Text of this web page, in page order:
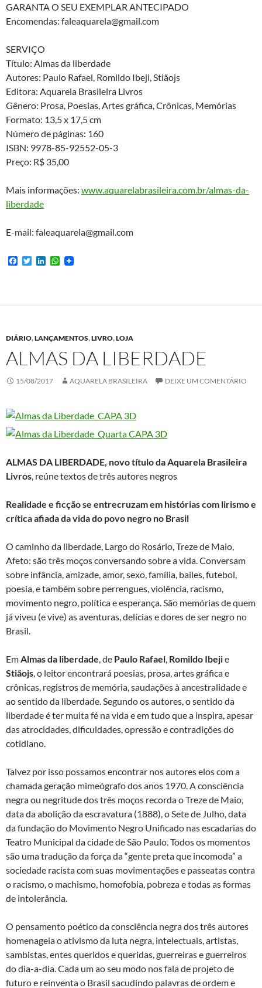
GARANTA O SEU EXEMPLAR ANTECIPADO
Encomendas: faleaquarela@gmail.com
SERVIÇO
Título: Almas da liberdade
Autores: Paulo Rafael, Romildo Ibeji, Stiãojs
Editora: Aquarela Brasileira Livros
Gênero: Prosa, Poesias, Artes gráfica, Crônicas, Memórias
Formato: 13,5 x 17,5 cm
Número de páginas: 160
ISBN: 9978-85-92552-05-3
Preço: R$ 35,00
Mais informações: www.aquarelabrasileira.com .br/almas-da-
liberdade
E-mail: faleaquarela@gmail.com
F
o
T
e
d
W
A
DIÁRIO,LANÇAMENTOS,LIVRO,LOJA
ALMAS DA LIBERDADE
15/08/2017 AQUARELA BRASILEIRA DEIXE UM COMENTÁRIO
ALMAS DA LIBERDADE, novo título da Aquarela Brasileira
Livros , reúne textos de três autores negros
Realidade e ficção se entrecruzam em histórias com lirismo e
crítica afiada da vida do povo negro no Brasil
O caminho da liberdade, Largo do Rosário, Treze de Maio,
Afeto: são três moços conversando sobre a vida. Conversam
sobre infância, amizade, amor, sexo, família, bailes, futebol,
poesia, e também sobre perrengues, violência, racismo,
movimento negro, política e esperança. São memórias de quem
já viveu (e vive) as aventuras, delícias e dores de ser negro no
Brasil.
Em Almas da liberdade , de Paulo Rafael Romildo Ibejie
Stiãojs , o leitor encontrará poesias, prosa, artes gráfica e
crônicas, registros de memória, saudações à ancestralidade e
ao sentido da liberdade. Segundo os autores, o sentido da
liberdade é ter muita fé na vida e em tudo que a inspira, apesar
das atrocidades, dificuldades, opressão e contradições do
cotidiano.
Talvez por isso possamos encontrar nos autores elos com a
chamada geração mimeógrafo dos anos 1970. A consciência
negra ou negritude dos três moços recorda o Treze de Maio,
data da abolição da escravatura (1888), o Sete de Julho, data
da fundação do Movimento Negro Unificado nas escadarias do
Teatro Municipal da cidade de São Paulo. Todos os momentos
são uma tradução da força da “gente preta que incomoda” a
sociedade racista com suas movimentações e passeatas contra
o racismo, o machismo, homofobia, pobreza e todas as formas
de intolerância.
O pensamento poético da consciência negra dos três autores
homenageia o ativismo da luta negra, intelectuais, artistas,
sambistas, entes queridos e queridas, guerreiras e guerreiros
do dia-a-dia. Cada um ao seu modo nos fala de projeto de
futuro e reinventa o Brasil sacudindo palavras de ordem e